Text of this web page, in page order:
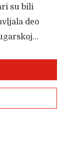
su bili
deo